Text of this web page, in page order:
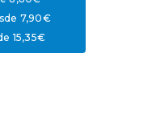
7,90€
15,35€